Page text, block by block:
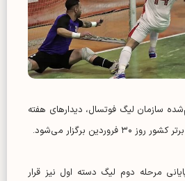
سازمان لیگ فوتسال، دیدارهای هفته
برگزار می‌شود.
مرحله دوم لیگ دسته اول نیز قرار